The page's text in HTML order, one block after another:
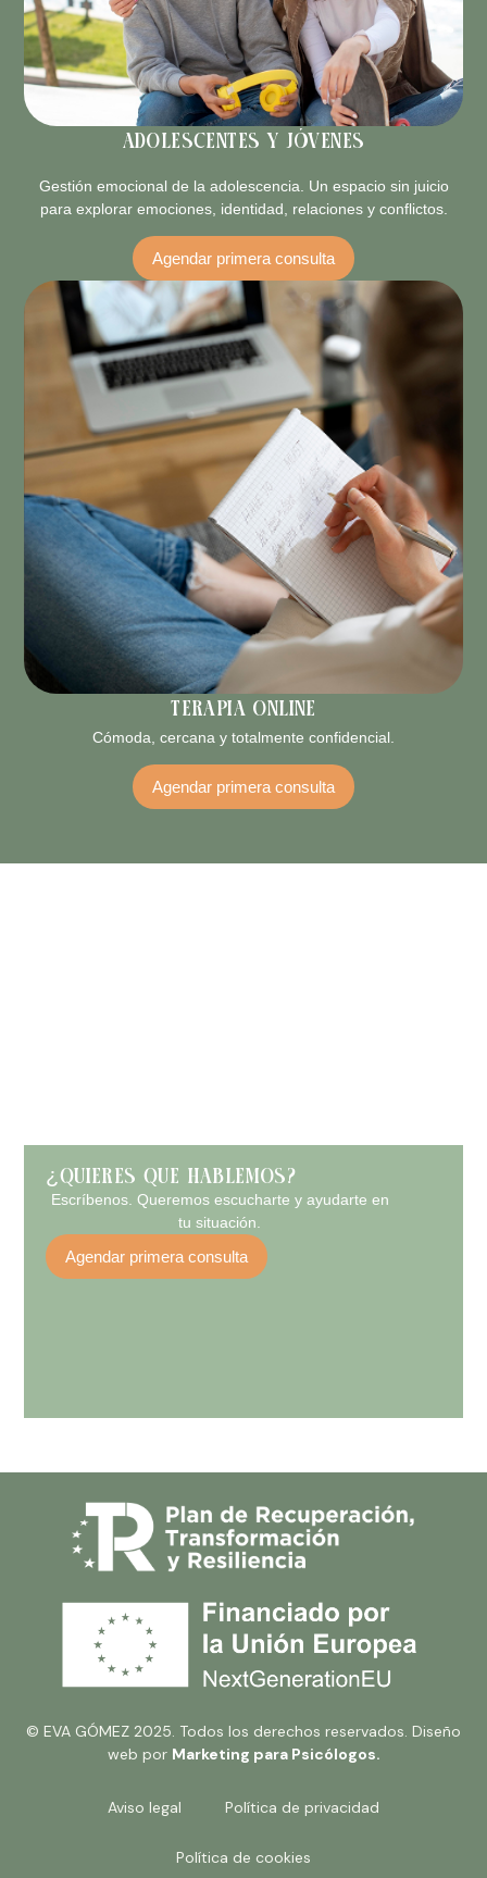
Adolescentes y jóvenes
Gestión emocional de la adolescencia. Un espacio sin juicio
para explorar emociones, identidad, relaciones y conflictos.
Agendar primera consulta
Terapia online
Cómoda, cercana y totalmente confidencial.
Agendar primera consulta
¿QUIERES QUE HABLEMOS?
Escríbenos. Queremos escucharte y ayudarte en
tu situación.
Agendar primera consulta
© EVA GÓMEZ 2025. Todos los derechos reservados. Diseño
web por Marketing para Psicólogos.
Aviso legal Política de privacidad
Política de cookies